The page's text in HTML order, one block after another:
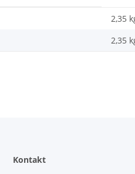
2,35
2,35
Kontakt